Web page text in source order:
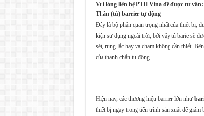
Vui lòng liên hệ PTH Vina để được tư vấn:
Thân (tủ) barrier tự động
Đây là bộ phận quan trọng nhất của thiết bị,
kiện sử dụng ngoài trời, bởi vậy tủ barie sẽ
sét, rung lắc hay va chạm không cần thiết.
của thanh chắn tự động.
Hiện nay, các thương hiệu barrier lớn như
thiết bị ngay trong tiến trình sản xuất để